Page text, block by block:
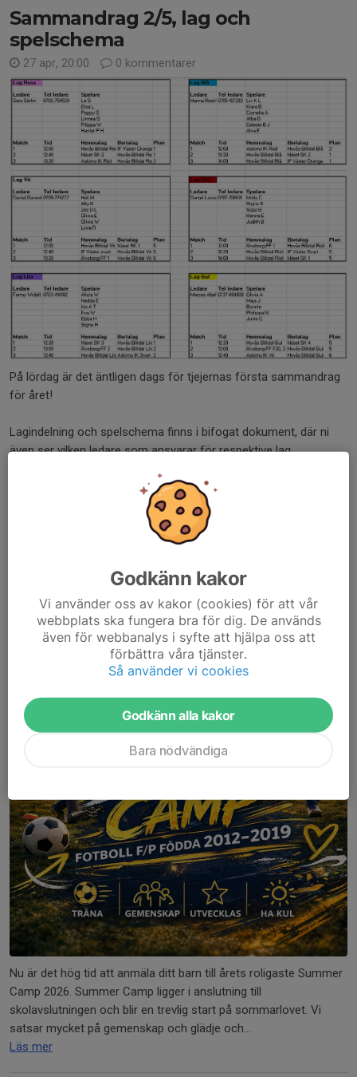
Sammandrag 2/5, lag och
spelschema
27 apr, 20:00 0 kommentarer
På lördag är det äntligen dags för tjejernas första sammandrag
för året!
Lagindelning och spelschema finns i bifogat dokument, där ni
även ser vilken ledare som ansvarar för respektive lag.
sommardagläger!
16 apr, 12:35 0 kommentarer
Nu är det hög tid att anmäla ditt barn till årets roligaste Summer
Camp 2026. Summer Camp ligger i anslutning till
skolavslutningen och blir en trevlig start på sommarlovet. Vi
satsar mycket på gemenskap och glädje och...
Läs mer
Godkänn kakor
Vi använder oss av kakor (cookies) för att vår
webbplats ska fungera bra för dig. De används
även för webbanalys i syfte att hjälpa oss att
förbättra våra tjänster.
Så använder vi cookies
Godkänn alla kakor
Bara nödvändiga